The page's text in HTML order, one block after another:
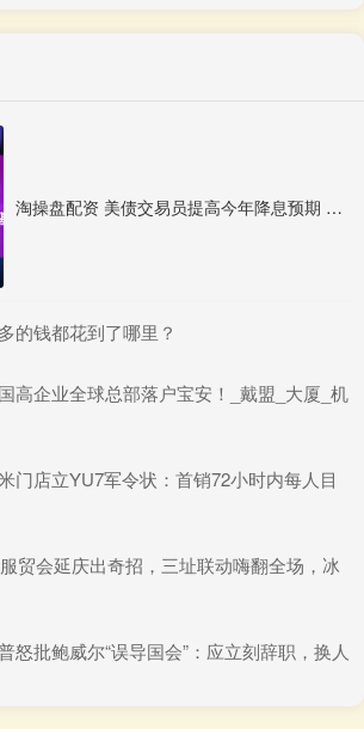
淘操盘配资 美债交易员提高今年降息预期 部分头寸押注下月一次性降息50基点
的钱都花到了哪里？
高企业全球总部落户宝安！_戴盟_大厦_机
门店立YU7军令状：首销72小时内每人目
贸会延庆出奇招，三址联动嗨翻全场，冰
怒批鲍威尔“误导国会”：应立刻辞职，换人